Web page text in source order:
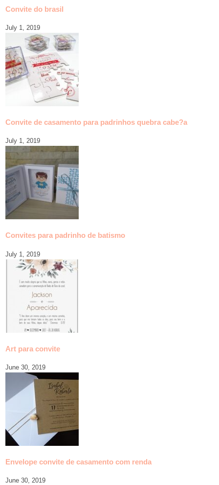
Convite do brasil
July 1, 2019
Convite de casamento para padrinhos quebra cabe?a
July 1, 2019
Convites para padrinho de batismo
July 1, 2019
Art para convite
June 30, 2019
Envelope convite de casamento com renda
June 30, 2019